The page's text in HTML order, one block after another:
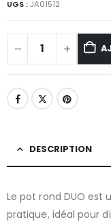
UGS :JA01512
DESCRIPTION
Le pot rond DUO
pratique, idéal pour